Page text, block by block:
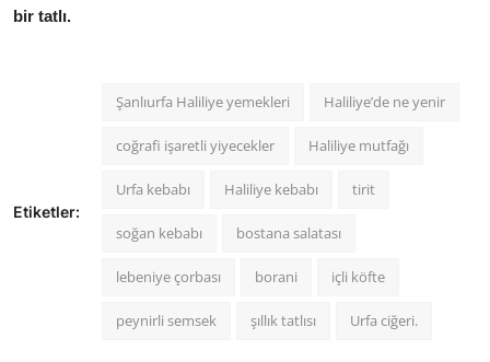
bir tatlı.
Etiketler:
Şanlıurfa Haliliye yemekleri Haliliye’de ne yenir
coğrafi işaretli yiyecekler Haliliye mutfağı
Urfa kebabı Haliliye kebabı tirit
soğan kebabı bostana salatası
lebeniye çorbası borani içli köfte
peynirli semsek şıllık tatlısı Urfa ciğeri.